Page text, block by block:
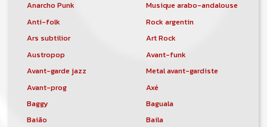
Anarcho Punk
Musique arabo-andalouse
Anti-folk
Rock argentin
Ars subtilior
Art Rock
Austropop
Avant-funk
Avant-garde jazz
Metal avant-gardiste
Avant-prog
Axé
Baggy
Baguala
Baião
Baila